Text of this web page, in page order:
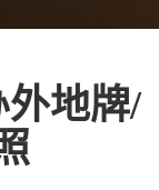
地牌/